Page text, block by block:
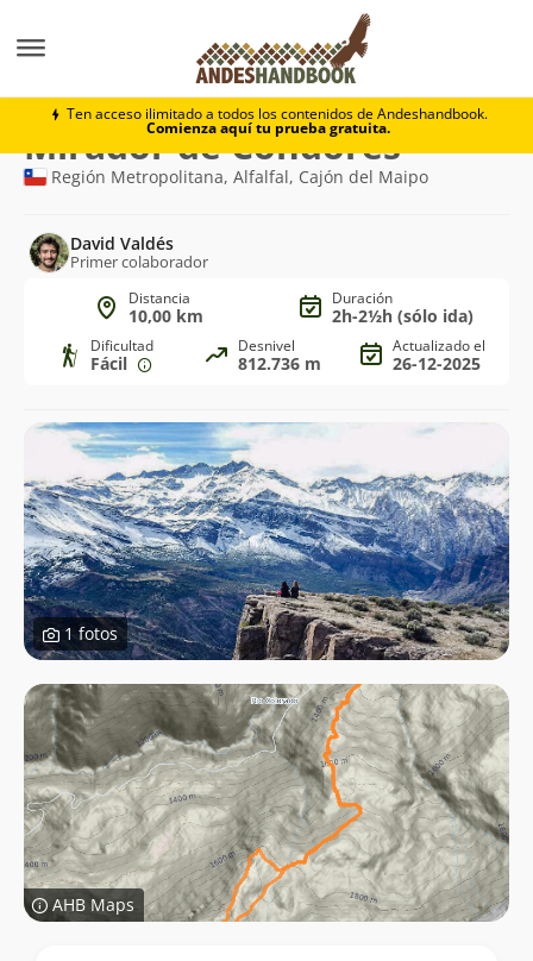
Ten acceso ilimitado a todos los contenidos de Andeshandbook.
Comienza aquí tu prueba gratuita.
Mirador de Cóndores
Ruta
de
trekking
Mirador de Cóndores
Región Metropolitana, Alfalfal, Cajón del Maipo
David Valdés
Primer colaborador
Distancia
10,00 km
Duración
2h-2½h (sólo ida)
Dificultad
Fácil
Desnivel
812.736 m
Actualizado el
26-12-2025
1 fotos
AHB Maps